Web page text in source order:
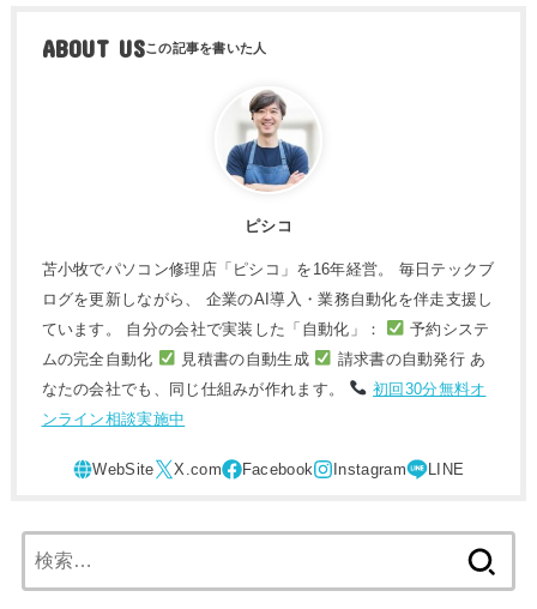
ABOUT US
ピシコ
苫小牧でパソコン修理店「ピシコ」を16年経営。 毎日テックブ
ログを更新しながら、 企業のAI導入・業務自動化を伴走支援し
ています。 自分の会社で実装した「自動化」：
予約システ
ムの完全自動化
見積書の自動生成
請求書の自動発行 あ
なたの会社でも、同じ仕組みが作れます。
初回30分無料オ
ンライン相談実施中
索: